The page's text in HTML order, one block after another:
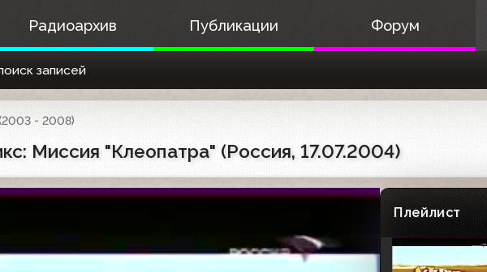
Радиоархив Публикации Форум
записей
- 2008)
Миссия "Клеопатра" (Россия, 17.07.2004)
Плейлист
01:10
00:45